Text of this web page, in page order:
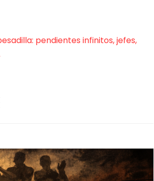
pendientes infinitos, jefes,